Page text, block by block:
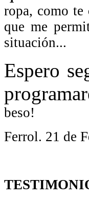
ropa, como te
que me
situación...
Espero
beso!
Ferrol. 21 de